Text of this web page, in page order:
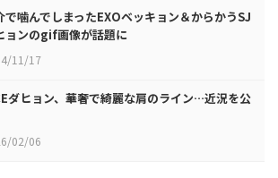
で噛んでしまったEXOベッキョン＆からかうSJ
ョンのgif画像が話題に
11/17
ダヒョン、華奢で綺麗な肩のライン…近況を公
02/06